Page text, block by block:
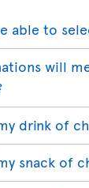
able to
will
drink of
snack of